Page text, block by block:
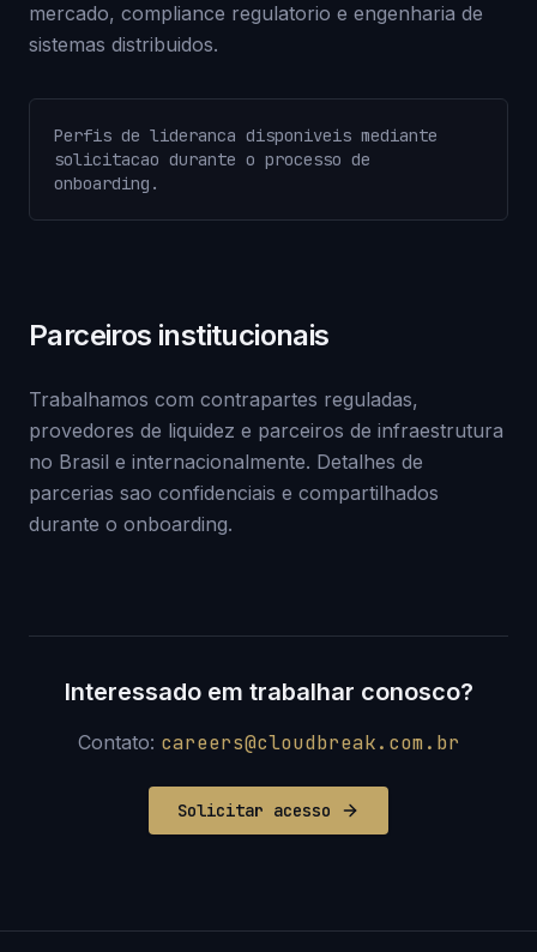
mercado, compliance regulatorio e engenharia de
sistemas distribuidos.
Perfis de lideranca disponiveis mediante
solicitacao durante o processo de
onboarding.
Parceiros institucionais
Trabalhamos com contrapartes reguladas,
provedores de liquidez e parceiros de infraestrutura
no Brasil e internacionalmente. Detalhes de
parcerias sao confidenciais e compartilhados
durante o onboarding.
Interessado em trabalhar conosco?
Contato: careers@cloudbreak.com.br
Solicitar acesso